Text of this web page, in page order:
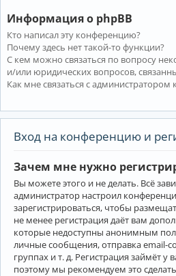
Информация о phpBB
Кто написал эту конференцию?
Почему здесь нет такой-то функции?
С кем можно связаться по вопросу
и/или юридических вопросов,
Как мне связаться с администратором
Вход на конференцию и
Зачем мне нужно
Вы можете этого и не делать. Всё
администратор настроил
зарегистрироваться, чтобы
не менее регистрация даёт вам
которые недоступны анонимным
личные сообщения, отправка email-
группах и т. д. Регистрация займёт у
поэтому мы рекомендуем это